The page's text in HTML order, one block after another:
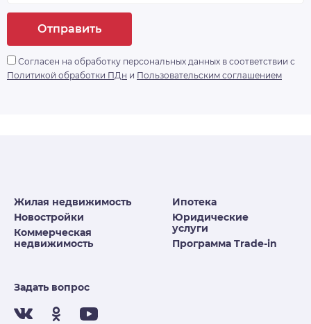
Отправить
Согласен на обработку персональных данных в соответствии с
Политикой обработки ПДн и Пользовательским соглашением
Жилая недвижимость
Новостройки
Коммерческая
недвижимость
Ипотека
Юридические
услуги
Программа Trade-in
Задать вопрос